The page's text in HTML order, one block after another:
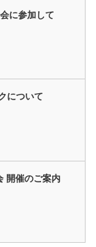
に参加して
について
開催のご案内